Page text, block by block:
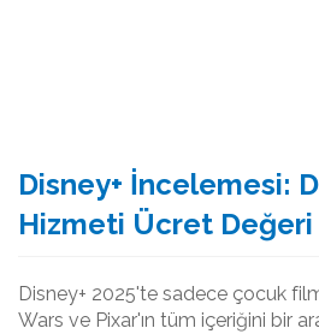
Disney+ İncelemesi:
Hizmeti Ücret Değeri
Disney+ 2025'te sadece çocuk
Wars ve Pixar'ın tüm içeriğini bir